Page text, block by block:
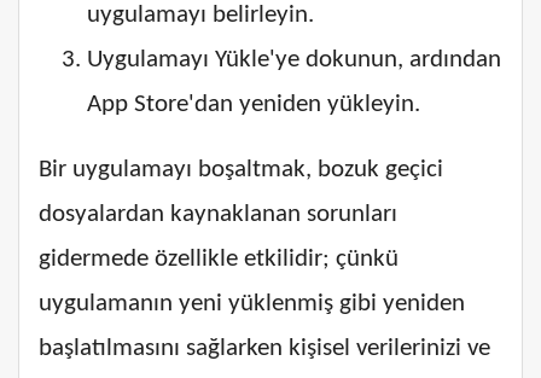
uygulamayı belirleyin.
Uygulamayı Yükle'ye dokunun, ardından
App Store'dan yeniden yükleyin.
Bir uygulamayı boşaltmak, bozuk geçici
dosyalardan kaynaklanan sorunları
gidermede özellikle etkilidir; çünkü
uygulamanın yeni yüklenmiş gibi yeniden
başlatılmasını sağlarken kişisel verilerinizi ve